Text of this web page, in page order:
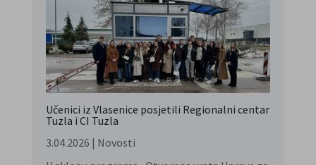
Učenici iz Vlasenice posjetili Regionalni centar
Tuzla i CI Tuzla
3.04.2026 | Novosti